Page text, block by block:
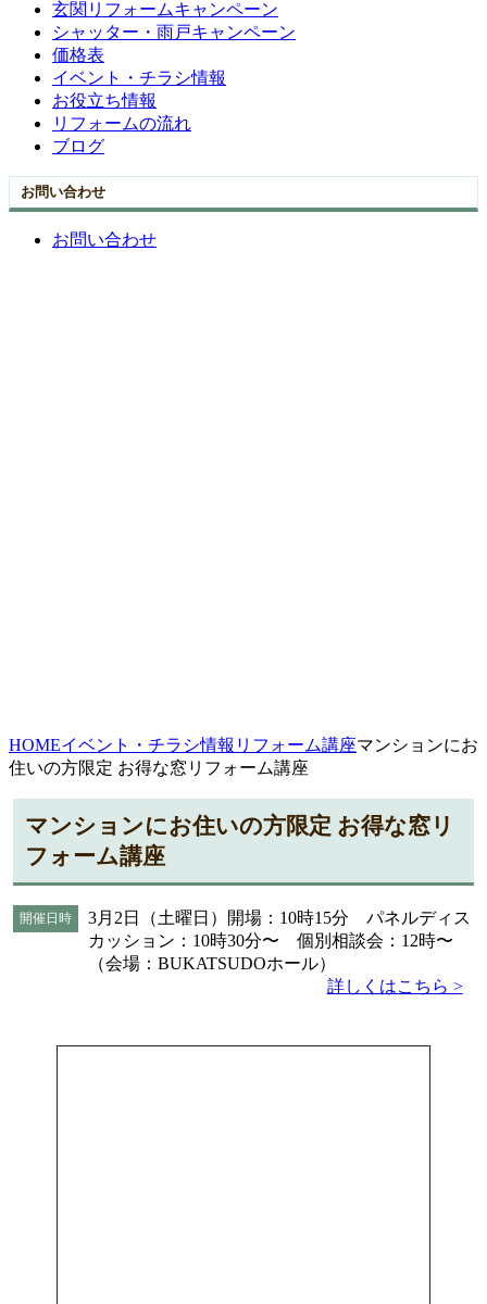
玄関リフォームキャンペーン
シャッター・雨戸キャンペーン
価格表
イベント・チラシ情報
お役立ち情報
リフォームの流れ
ブログ
お問い合わせ
お問い合わせ
HOMEイベント・チラシ情報 リフォーム講座マンションにお
住いの方限定 お得な窓リフォーム講座
マンションにお住いの方限定 お得な窓リ
フォーム講座
開催日時
3月2日（土曜日）開場：10時15分 パネルディス
カッション：10時30分〜 個別相談会：12時〜
（会場：BUKATSUDOホール）
詳しくはこちら >